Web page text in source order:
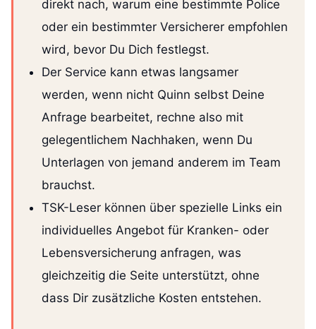
direkt nach, warum eine bestimmte Police
oder ein bestimmter Versicherer empfohlen
wird, bevor Du Dich festlegst.
Der Service kann etwas langsamer
werden, wenn nicht Quinn selbst Deine
Anfrage bearbeitet, rechne also mit
gelegentlichem Nachhaken, wenn Du
Unterlagen von jemand anderem im Team
brauchst.
TSK-Leser können über spezielle Links ein
individuelles Angebot für Kranken- oder
Lebensversicherung anfragen, was
gleichzeitig die Seite unterstützt, ohne
dass Dir zusätzliche Kosten entstehen.